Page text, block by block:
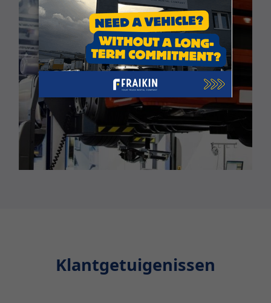
Klantgetuigenissen